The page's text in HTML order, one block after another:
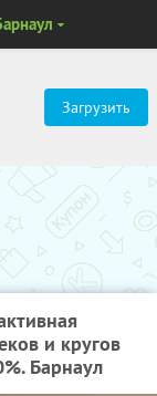
Загрузить
и кругов
Барнаул